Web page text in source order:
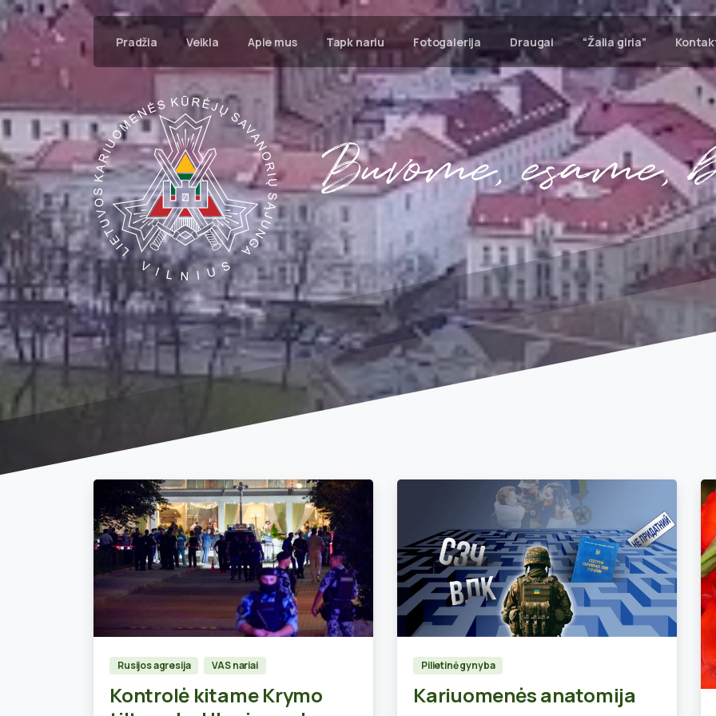
Pradžia Veikla Apie mus Tapk nariu Fotogalerija Draugai “Žalia giria”
0
Rusijos agresija VAS nariai
Kontrolė kitame Krymo
0
Pilietinė gynyba
Kariuomenės anatomija